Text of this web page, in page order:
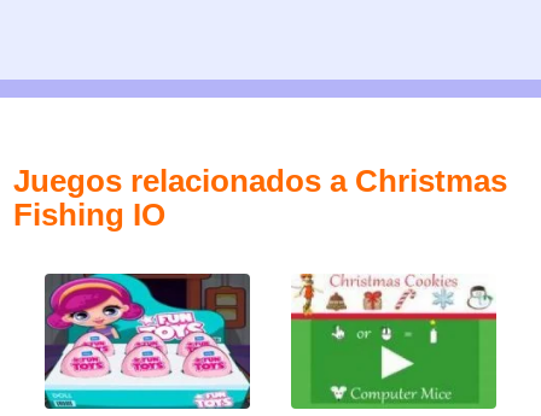
Juegos relacionados a Christmas
Fishing IO